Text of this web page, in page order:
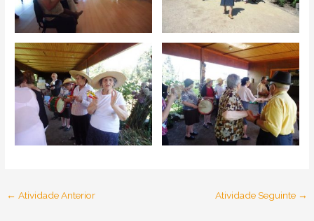
← Atividade Anterior Atividade Seguinte →